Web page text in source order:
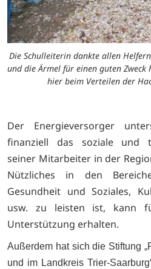
Die Schulleiterin dankte allen
und die Ärmel für einen guten Zweck
hier beim Verteilen der
Der Energieversorger
finanziell das soziale und
seiner Mitarbeiter in der
Nützliches in den
Gesundheit und Soziales,
usw. zu leisten ist, kann
Unterstützung erhalten.
Außerdem hat sich die Stiftung
und im Landkreis Trier-